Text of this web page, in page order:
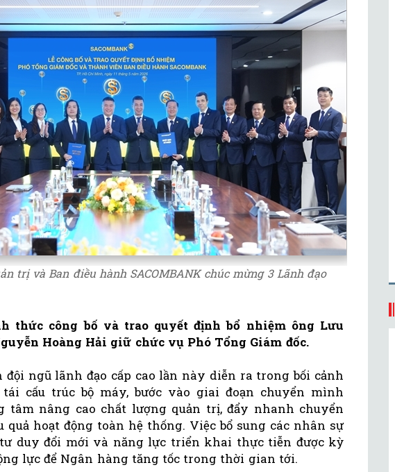
trị và Ban điều hành SACOMBANK chúc mừng 3 Lãnh đạo
thức công bố và trao quyết định bổ nhiệm ông Lưu
Hoàng Hải giữ chức vụ Phó Tổng Giám đốc.
ngũ lãnh đạo cấp cao lần này diễn ra trong bối cảnh
tái cấu trúc bộ máy, bước vào giai đoạn chuyển mình
tâm nâng cao chất lượng quản trị, đẩy nhanh chuyển
quả hoạt động toàn hệ thống. Việc bổ sung các nhân sự
duy đổi mới và năng lực triển khai thực tiễn được kỳ
lực để Ngân hàng tăng tốc trong thời gian tới.